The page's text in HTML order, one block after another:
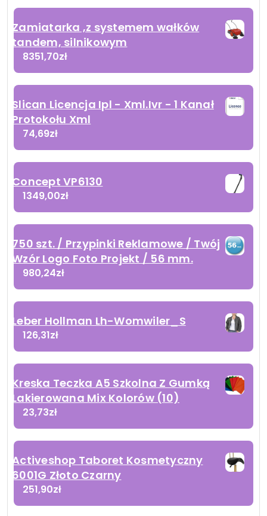
Zamiatarka ,z systemem wałków
tandem, silnikowym
8351,70zł
Slican Licencja Ipl - Xml.Ivr - 1 Kanał
Protokołu Xml
74,69zł
Concept VP6130
1349,00zł
750 szt. / Przypinki Reklamowe / Twój
Wzór Logo Foto Projekt / 56 mm.
980,24zł
Leber Hollman Lh-Womwiler_S
126,31zł
Kreska Teczka A5 Szkolna Z Gumką
Lakierowana Mix Kolorów (10)
23,73zł
Activeshop Taboret Kosmetyczny
6001G Złoto Czarny
251,90zł